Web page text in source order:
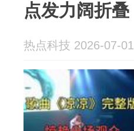
点发力阔折叠
热点科技 2026-07-01